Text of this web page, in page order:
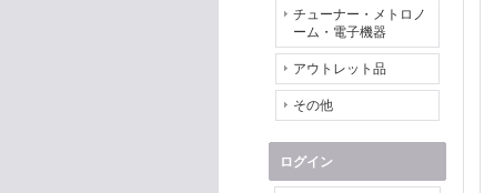
チューナー・メトロノ
ーム・電子機器
アウトレット品
その他
ログイン